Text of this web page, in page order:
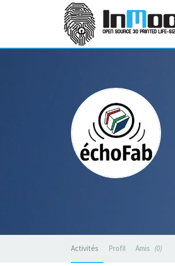
Activités Profil Amis 0